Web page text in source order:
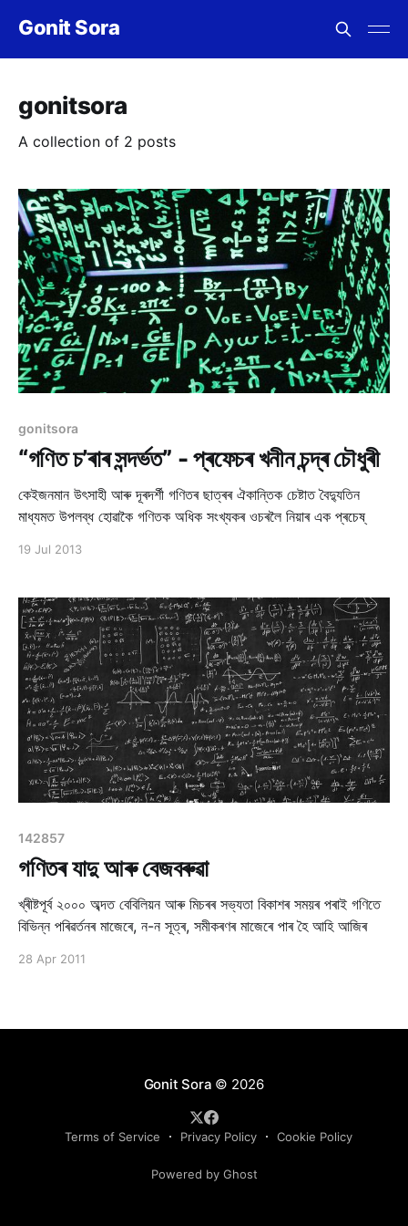
Gonit Sora
gonitsora
A collection of 2 posts
gonitsora
“গণিত চ’ৰাৰ সন্দৰ্ভত” - প্ৰফেচৰ খনীন চন্দ্ৰ চৌধুৰী
কেইজনমান উৎসাহী আৰু দূৰদৰ্শী গণিতৰ ছাত্ৰৰ ঐকান্তিক চেষ্টাত বৈদ্যুতিন
মাধ্যমত উপলব্ধ হোৱাকৈ গণিতক অধিক সংখ্যকৰ ওচৰলৈ নিয়াৰ এক প্ৰচেষ্
19 Jul 2013
142857
গণিতৰ যাদু আৰু বেজবৰুৱা
খ্ৰীষ্টপূৰ্ব ২০০০ অব্দত বেবিলিয়ন আৰু মিচৰৰ সভ্যতা বিকাশৰ সময়ৰ পৰাই গণিতে
বিভিন্ন পৰিৱৰ্তনৰ মাজেৰে, ন-ন সূত্ৰ, সমীকৰণৰ মাজেৰে পাৰ হৈ আহি আজিৰ
28 Apr 2011
Gonit Sora © 2026
Terms of Service Privacy Policy Cookie Policy
Powered by Ghost